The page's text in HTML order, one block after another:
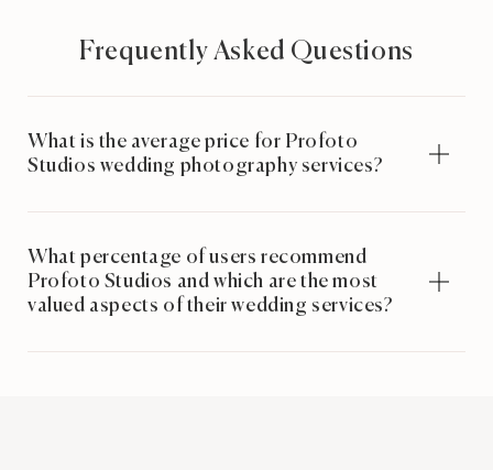
Frequently Asked Questions
What is the average price for Profoto
Studios wedding photography services?
What percentage of users recommend
Profoto Studios and which are the most
valued aspects of their wedding services?